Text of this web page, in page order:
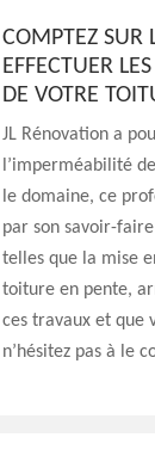
COMPTEZ SUR
EFFECTUER
DE VOTRE
JL Rénovation a
l’imperméabilité
le domaine, ce
par son savoir-
telles que la mise
toiture en pente,
ces travaux et que
n’hésitez pas à le